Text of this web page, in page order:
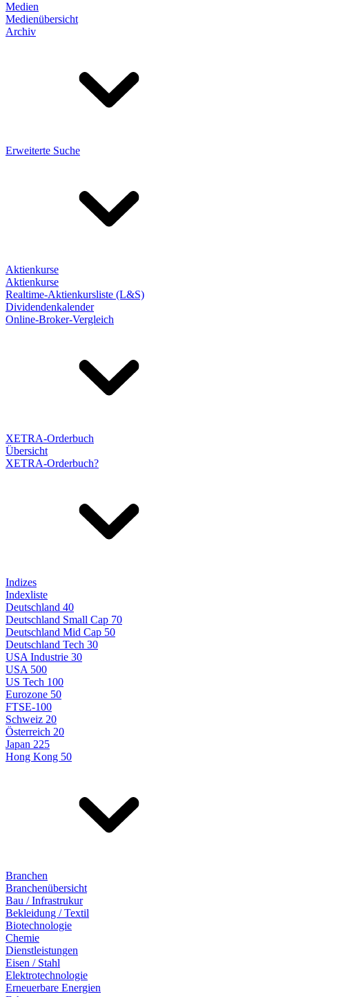
Medien
Medienübersicht
Archiv
Erweiterte Suche
Aktienkurse
Aktienkurse
Realtime-Aktienkursliste (L&S)
Dividendenkalender
Online-Broker-Vergleich
XETRA-Orderbuch
Übersicht
XETRA-Orderbuch?
Indizes
Indexliste
Deutschland 40
Deutschland Small Cap 70
Deutschland Mid Cap 50
Deutschland Tech 30
USA Industrie 30
USA 500
US Tech 100
Eurozone 50
FTSE-100
Schweiz 20
Österreich 20
Japan 225
Hong Kong 50
Branchen
Branchenübersicht
Bau / Infrastrukur
Bekleidung / Textil
Biotechnologie
Chemie
Dienstleistungen
Eisen / Stahl
Elektrotechnologie
Erneuerbare Energien